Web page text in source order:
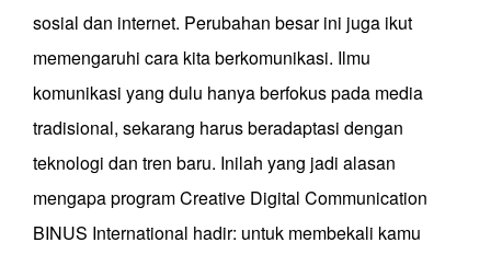
sosial dan internet. Perubahan besar ini juga ikut
memengaruhi cara kita berkomunikasi. Ilmu
komunikasi yang dulu hanya berfokus pada media
tradisional, sekarang harus beradaptasi dengan
teknologi dan tren baru. Inilah yang jadi alasan
mengapa program Creative Digital Communication
BINUS International hadir: untuk membekali kamu